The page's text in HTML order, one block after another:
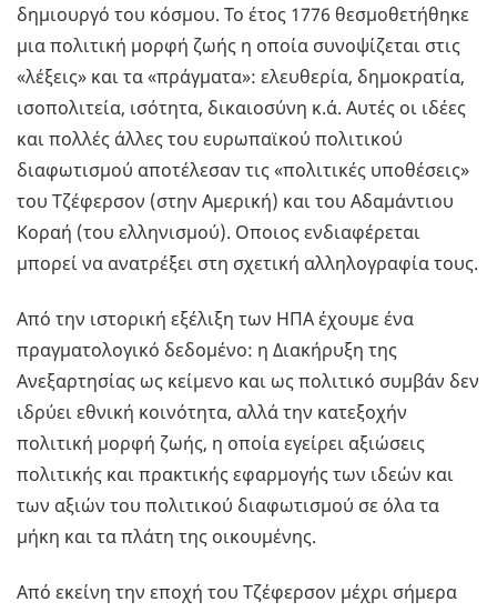
δημιουργό του κόσμου. Το έτος 1776 θεσμοθετήθηκε
μια πολιτική μορφή ζωής η οποία συνοψίζεται στις
«λέξεις» και τα «πράγματα»: ελευθερία, δημοκρατία,
ισοπολιτεία, ισότητα, δικαιοσύνη κ.ά. Αυτές οι ιδέες
και πολλές άλλες του ευρωπαϊκού πολιτικού
διαφωτισμού αποτέλεσαν τις «πολιτικές υποθέσεις»
του Τζέφερσον (στην Αμερική) και του Αδαμάντιου
Κοραή (του ελληνισμού). Οποιος ενδιαφέρεται
μπορεί να ανατρέξει στη σχετική αλληλογραφία τους.
Από την ιστορική εξέλιξη των ΗΠΑ έχουμε ένα
πραγματολογικό δεδομένο: η Διακήρυξη της
Ανεξαρτησίας ως κείμενο και ως πολιτικό συμβάν δεν
ιδρύει εθνική κοινότητα, αλλά την κατεξοχήν
πολιτική μορφή ζωής, η οποία εγείρει αξιώσεις
πολιτικής και πρακτικής εφαρμογής των ιδεών και
των αξιών του πολιτικού διαφωτισμού σε όλα τα
μήκη και τα πλάτη της οικουμένης.
Από εκείνη την εποχή του Τζέφερσον μέχρι σήμερα